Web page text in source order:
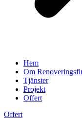
Hem
Om
Tjänster
Projekt
Offert
Offert